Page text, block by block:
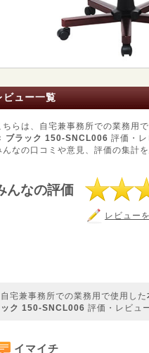
ビュー一覧
ちらは、自宅兼事務所での業務用
ブラック 150-SNCL006 評価・レ
んなの口コミや意見、評価の集計を
んなの評価
レビュー
自宅兼事務所での業務用で使用した
ック 150-SNCL006 評価・レビュ
イマイチ